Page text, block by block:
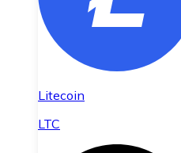
Litecoin
LTC